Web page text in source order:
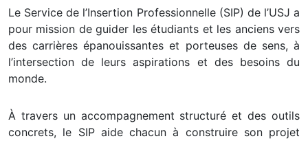
Le Service de l’Insertion Professionnelle (SIP) de l’USJ a
pour mission de guider les étudiants et les anciens vers
des carrières épanouissantes et porteuses de sens, à
l’intersection de leurs aspirations et des besoins du
monde.
À travers un accompagnement structuré et des outils
concrets, le SIP aide chacun à construire son projet